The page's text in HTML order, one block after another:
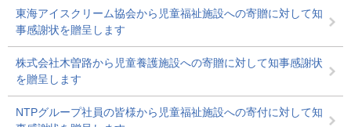
東海アイスクリーム協会から児童福祉施設への寄贈に対して知
事感謝状を贈呈します
株式会社木曽路から児童養護施設への寄贈に対して知事感謝状
を贈呈します
NTPグループ社員の皆様から児童福祉施設への寄付に対して知